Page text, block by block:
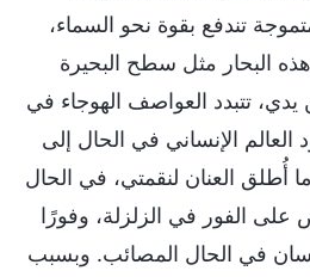
تندفع بقوة نحو السماء،
البحار مثل سطح البحيرة
يدي، تتبدد العواصف الهوجاء في
الإنساني في الحال إلى
أُطلق العنان لنقمتي، في الحال
على الفور في الزلزلة، وفورًا
في الحال المصائب. وبسبب